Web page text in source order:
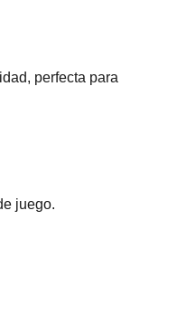
perfecta para
juego.